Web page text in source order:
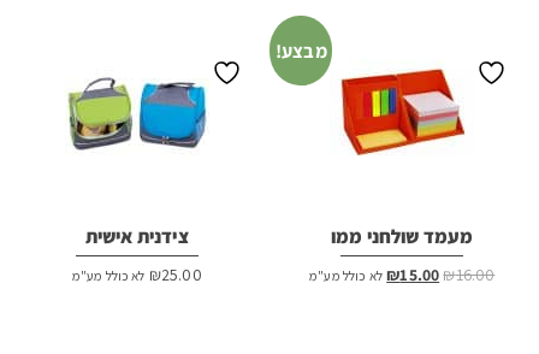
מבצע!
מעמד שולחני ממו
₪16.00
המחיר₪15.00 המחיר
לא כולל מע"מ
צידנית אישית
₪25.00 לא כולל מע"מ